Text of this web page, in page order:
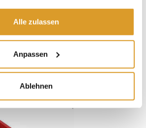
Alle zulassen
Anpassen
Ablehnen
STEHENDE PRODUKTE